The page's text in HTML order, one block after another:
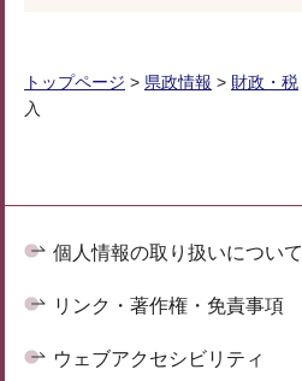
トップページ > 県政情報 > 財政・税
入
個人情報の取り扱いについて
リンク・著作権・免責事項
ウェブアクセシビリティ